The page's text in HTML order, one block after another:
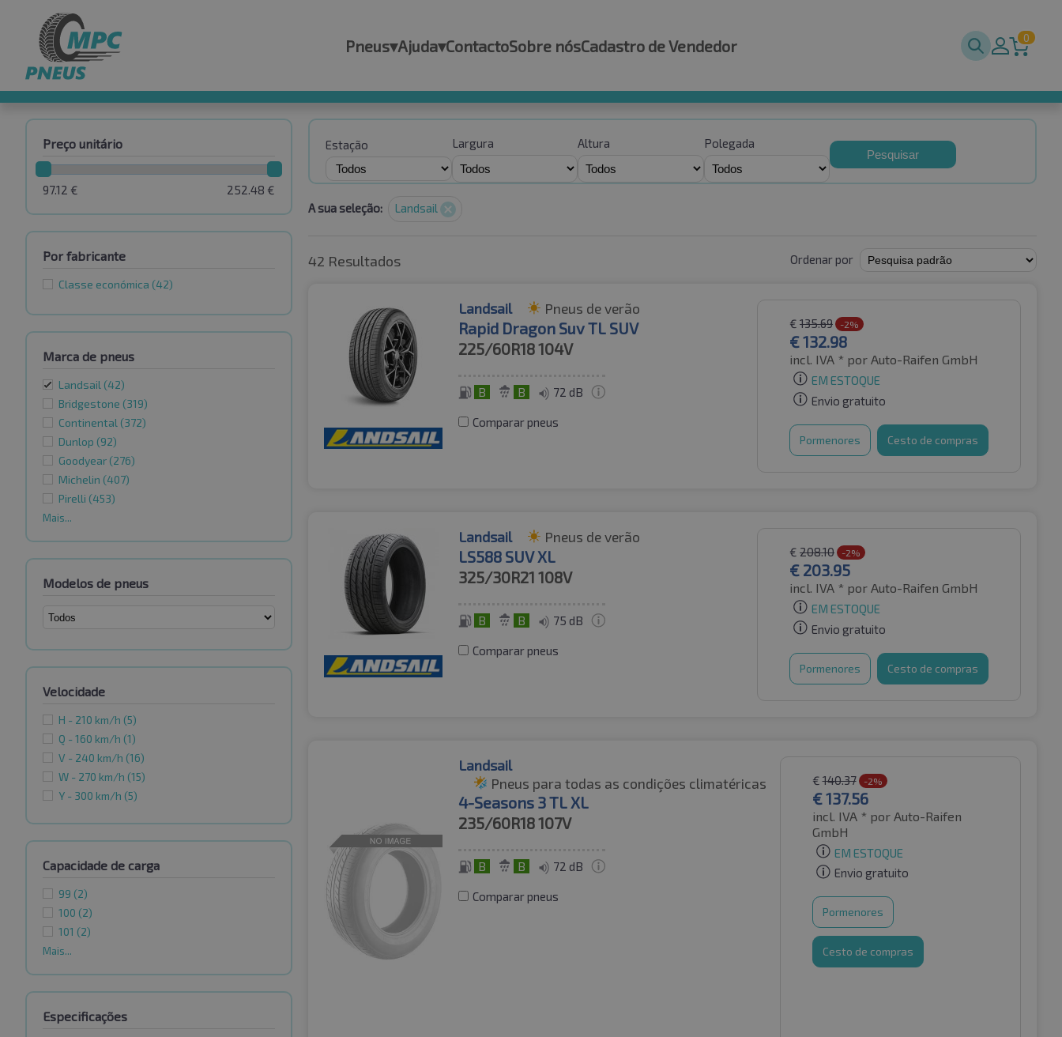
Pneus▾Ajuda▾ContactoSobre nósCadastro de Vendedor 0
Preço unitário
252.48 €
97.12 €
Por fabricante
Classe económica (42)
Marca de pneus
Landsail (42)
Bridgestone (319)
Continental (372)
Dunlop (92)
Goodyear (276)
Michelin (407)
Pirelli (453)
Mais...
Modelos de pneus
Velocidade
H - 210 km/h (5)
Q - 160 km/h (1)
V - 240 km/h (16)
W - 270 km/h (15)
Y - 300 km/h (5)
Capacidade de carga
99 (2)
100 (2)
101 (2)
Mais...
Especificações
Estação Largura Altura Polegada
Pesquisar
A sua seleção: Landsail
42 Resultados Ordenar por
Landsail Pneus de verão
Rapid Dragon Suv TL SUV
225/60R18104V
B B 72 dB
Comparar pneus
€ 135.69 -2%
€132.98
incl. IVA * por Auto-Raifen GmbH
EM ESTOQUE
Envio gratuito
Pormenores Cesto de compras
Landsail Pneus de verão
LS588 SUV XL
325/30R21 108V
B B 75 dB
Comparar pneus
€ 208.10 -2%
€ 203.95
incl. IVA * por Auto-Raifen GmbH
EM ESTOQUE
Envio gratuito
Pormenores Cesto de compras
Landsail
Pneus para todas as condições climatéricas
4-Seasons 3 TL XL
235/60R18107V
B B 72 dB
Comparar pneus
€140.37 -2%
€137.56
incl. IVA * por Auto-Raifen
GmbH
EM ESTOQUE
Envio gratuito
Pormenores
Cesto de compras